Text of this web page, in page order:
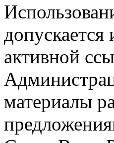
активной
материалы